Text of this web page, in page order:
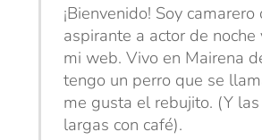
¡Bienvenido! Soy camarero
aspirante a actor de noche
mi web. Vivo en Mairena
tengo un perro que se
me gusta el rebujito. (Y
largas con café).